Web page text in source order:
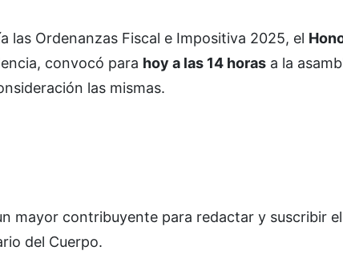
las Ordenanzas Fiscal e Impositiva 2025, el
convocó para hoy a las 14 horas a la
las mismas.
mayor contribuyente para redactar y suscribir
del Cuerpo.